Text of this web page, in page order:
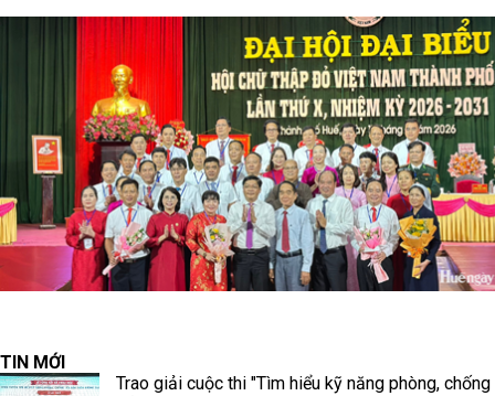
TIN MỚI
Trao giải cuộc thi "Tìm hiểu kỹ năng phòng,